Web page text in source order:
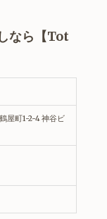
なら【Tot
屋町1-2-4 神谷ビ